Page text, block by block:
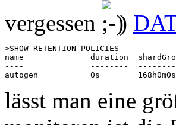
vergessen
)
>SHOW RETENTION POLICIES
name              duration
----              --------
lässt man eine